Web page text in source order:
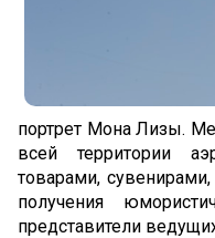
Пассажиры с
портрет Мона Лизы.
всей территории
товарами,
получения
представители